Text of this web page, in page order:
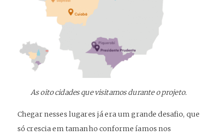
As oito cidades que visitamos durante o projeto.
Chegar nesses lugares já era um grande desafio, que
só crescia em tamanho conforme íamos nos